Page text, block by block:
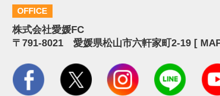
OFFICE
株式会社愛媛FC
〒791-8021 愛媛県松山市六軒家町2-19 [